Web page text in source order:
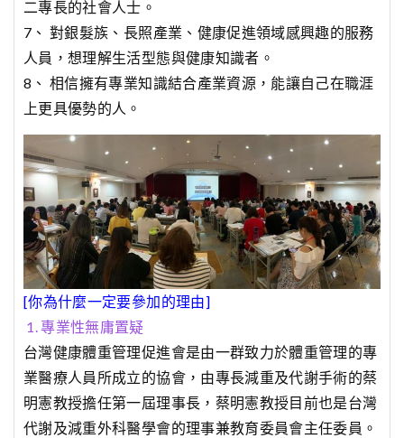
二專長的社會人士。
7、 對銀髮族、長照產業、健康促進領域感興趣的服務
人員，想理解生活型態與健康知識者。
8、 相信擁有專業知識結合產業資源，能讓自己在職涯
上更具優勢的人。
[你為什麼一定要參加的理由]
1. 專業性無庸置疑
台灣健康體重管理促進會是由一群致力於體重管理的專
業醫療人員所成立的協會，由專長減重及代謝手術的蔡
明憲教授擔任第一屆理事長，蔡明憲教授目前也是台灣
代謝及減重外科醫學會的理事兼教育委員會主任委員。